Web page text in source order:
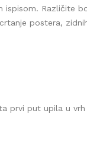
Različite
postera,
prvi put upila u vrh